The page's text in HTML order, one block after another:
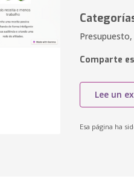
Comparte
Lee un
Esa página ha